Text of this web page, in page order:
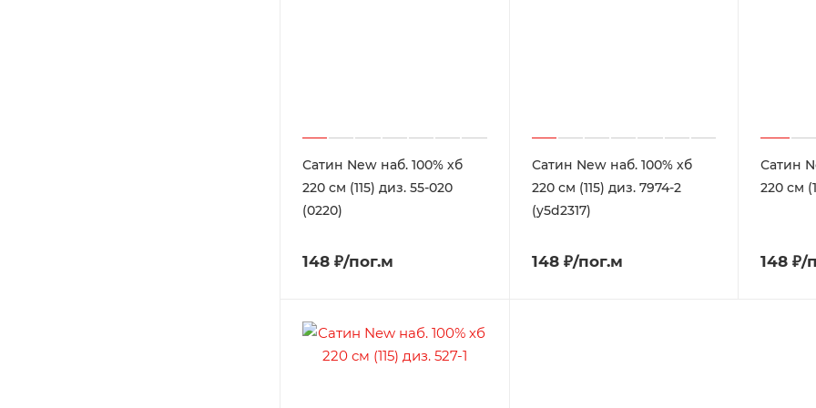
Сатин New наб. 100% хб
220 см (115) диз. 55-020
(0220)
148 ₽/пог.м
Сатин New наб. 100% хб
220 см (115) диз. 7974-2
(y5d2317)
148 ₽/пог.м
Сатин
220 см
148 ₽/